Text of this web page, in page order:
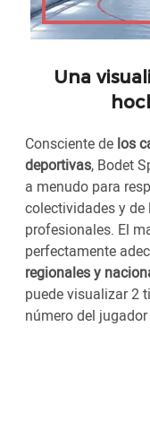
Una
Consciente de los
deportivas, Bodet
a menudo para
colectividades y
profesionales. El
perfectamente
regionales y
puede visualizar 2
número del